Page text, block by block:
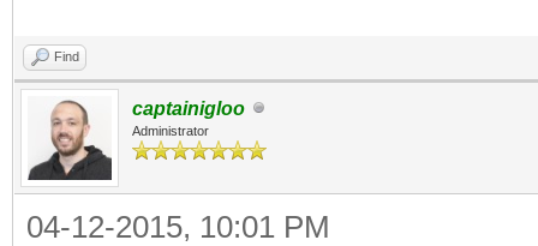
Find
captainigloo
Administrator
04-12-2015, 10:01 PM